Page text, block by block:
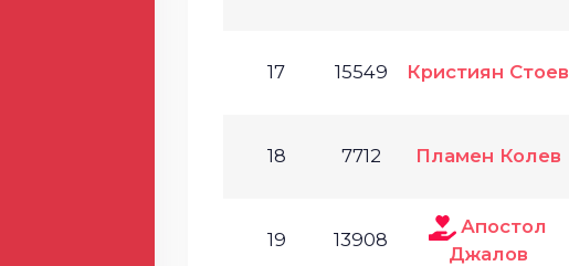
17 15549 Кристиян Стоев
18 7712 Пламен Колев
19 13908
Апостол
Джалов